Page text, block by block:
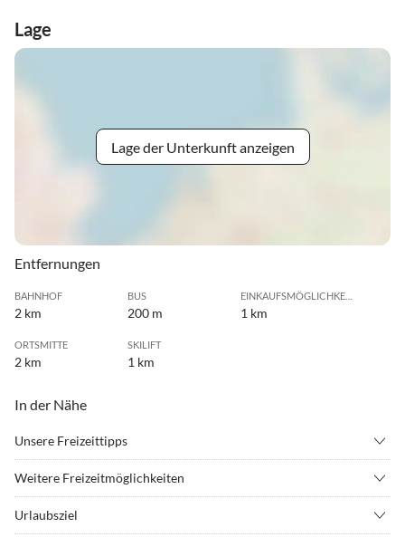
Lage
Lage der Unterkunft anzeigen
Entfernungen
BAHNHOF
2 km
BUS
200 m
EINKAUFSMÖGLICHKEIT
1 km
ORTSMITTE
2 km
SKILIFT
1 km
In der Nähe
Unsere Freizeittipps
• Klettern
Weitere Freizeitmöglichkeiten
Urlaubsziel